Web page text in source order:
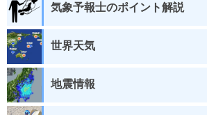
気象予報士のポイント解説
世界天気
地震情報